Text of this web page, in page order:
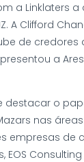
a Linklaters
A Clifford
de credores
a
destacar o
nas
empresas de
Consulting